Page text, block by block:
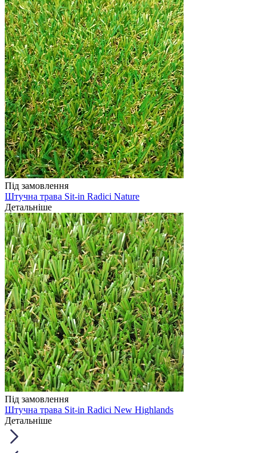
Під замовлення
Штучна трава Sit-in Radici Nature
Детальніше
Під замовлення
Штучна трава Sit-in Radici New Highlands
Детальніше